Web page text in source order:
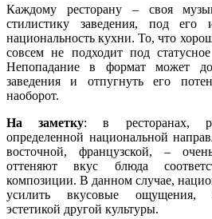
Каждому ресторану – своя
стилистику заведения, под его
национальность кухни. То, что
совсем не подходит под статусное
Непопадание в формат может
заведения и отпугнуть его
наоборот.
На заметку: в ресторанах,
определенной национальной
восточной, французской, –
оттеняют вкус блюда
композиции. В данном случае,
усилить вкусовые ощущения,
эстетикой другой культуры.